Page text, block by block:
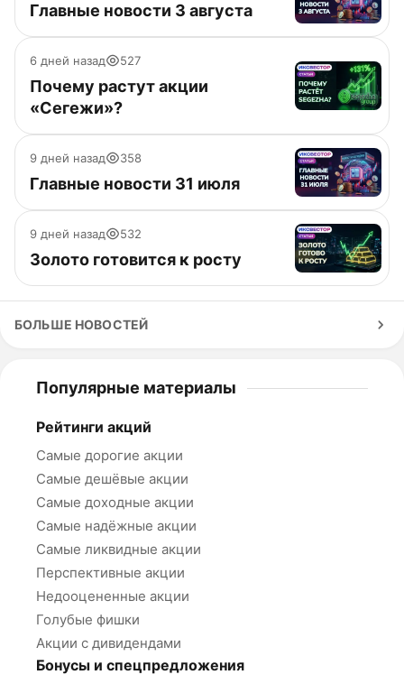
Главные новости 3 августа
6 дней назад 527
Почему растут акции
«Сегежи»?
9 дней назад 358
Главные новости 31 июля
9 дней назад 532
Золото готовится к росту
БОЛЬШЕ НОВОСТЕЙ
Популярные материалы
Рейтинги акций
Самые дорогие акции
Самые дешёвые акции
Самые доходные акции
Самые надёжные акции
Самые ликвидные акции
Перспективные акции
Недооцененные акции
Голубые фишки
Акции с дивидендами
Бонусы и спецпредложения